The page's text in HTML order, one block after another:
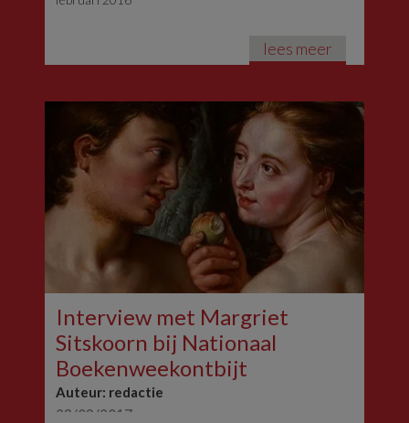
lees meer
Interview met Margriet
Sitskoorn bij Nationaal
Boekenweekontbijt
Auteur: redactie
23/03/2017